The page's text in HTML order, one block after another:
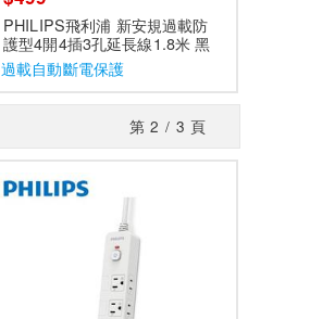
PHILIPS飛利浦 新安規過載防
護型4開4插3孔延長線1.8米 黑
色 CHP3444BA
過載自動斷電保護
第2 / 3 頁